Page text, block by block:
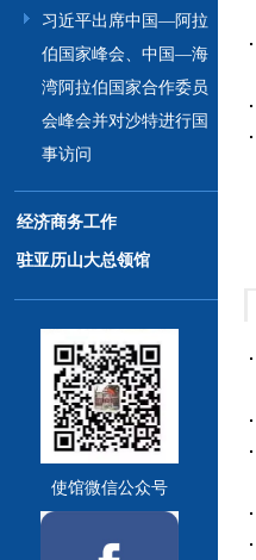
习近平出席中国—阿拉
伯国家峰会、中国—海
湾阿拉伯国家合作委员
会峰会并对沙特进行国
事访问
经济商务工作
驻亚历山大总领馆
使馆微信公众号